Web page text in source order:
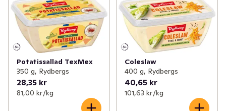
Potatissallad TexMex
350 g, Rydbergs
28,35 kr
81,00 kr /kg
Coleslaw
400 g, Rydbergs
40,65 kr
101,63 kr /kg